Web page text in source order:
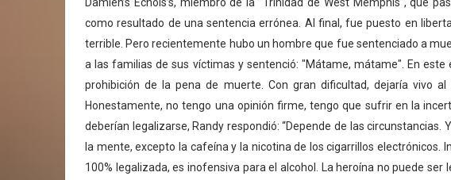
como resultado de una sentencia errónea. Al final, fue puesto en
terrible. Pero recientemente hubo un hombre que fue sentenciado a
a las familias de sus víctimas y sentenció: "Mátame, mátame". En
prohibición de la pena de muerte. Con gran dificultad, dejaría vivo
Honestamente, no tengo una opinión firme, tengo que sufrir en la
deberían legalizarse, Randy respondió: “Depende de las
la mente, excepto la cafeína y la nicotina de los cigarrillos electrónicos.
100% legalizada, es inofensiva para el alcohol. La heroína no puede